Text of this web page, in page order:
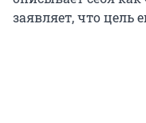
заявляет, что цель